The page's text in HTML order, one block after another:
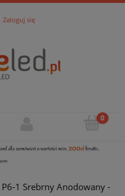
Zaloguj się
1 Srebrny Anodowany -